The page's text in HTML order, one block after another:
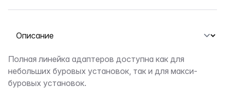
Выберите вкладку
Описание
Полная линейка адаптеров доступна как для
небольших буровых установок, так и для макси-
буровых установок.